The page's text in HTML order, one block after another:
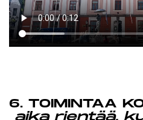
6. TOIMINTAA